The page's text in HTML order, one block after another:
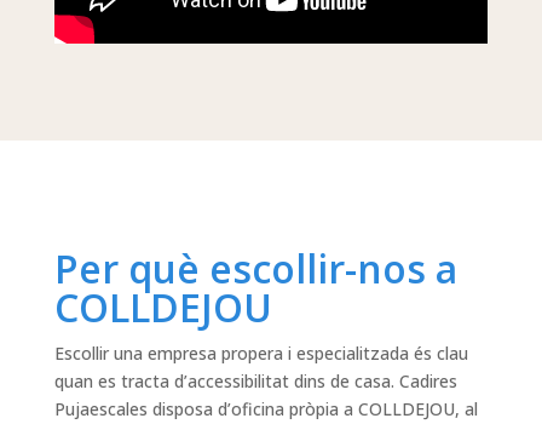
Per què escollir-nos a
COLLDEJOU
Escollir una empresa propera i especialitzada és clau
quan es tracta d’accessibilitat dins de casa. Cadires
Pujaescales disposa d’oficina pròpia a COLLDEJOU, al